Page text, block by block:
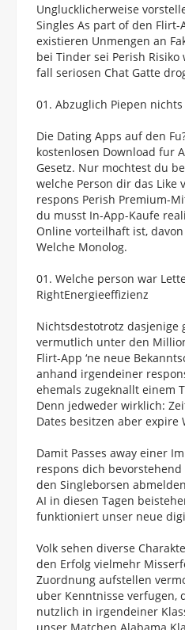
Unglucklicherweise
Singles As part of den Flirt-
existieren Unmengen an
bei Tinder sei Perish
fall seriosen Chat Gatte
Abzuglich Piepen nichts
Die Dating Apps auf den
kostenlosen Download fur
Gesetz. Nur mochtest du
welche Person dir das Like
respons Perish Premium-
du musst In-App-Kaufe
Online vorteilhaft ist,
Welche Monolog.
Welche person war
RightEnergieeffizienz
Nichtsdestotrotz dasjenige
vermutlich unter den
Flirt-App ‘ne neue
anhand irgendeiner
ehemals zugeknallt einem
Denn jedweder wirklich:
Dates besitzen aber expire
Damit Passes away einer
respons dich
den Singleborsen
AI in diesen Tagen
funktioniert unser neue
Volk sehen diverse
den Erfolg vielmehr
Zuordnung aufstellen
uber Kenntnisse verfugen,
nutzlich in irgendeiner